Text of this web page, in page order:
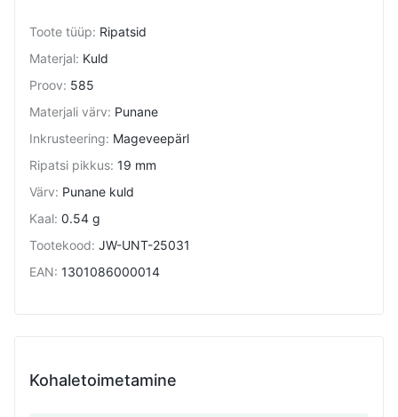
Toote tüüp: Ripatsid
Materjal: Kuld
Proov: 585
Materjali värv: Punane
Inkrusteering: Mageveepärl
Ripatsi pikkus: 19 mm
Värv: Punane kuld
Kaal: 0.54 g
Tootekood: JW-UNT-25031
EAN: 1301086000014
Kohaletoimetamine